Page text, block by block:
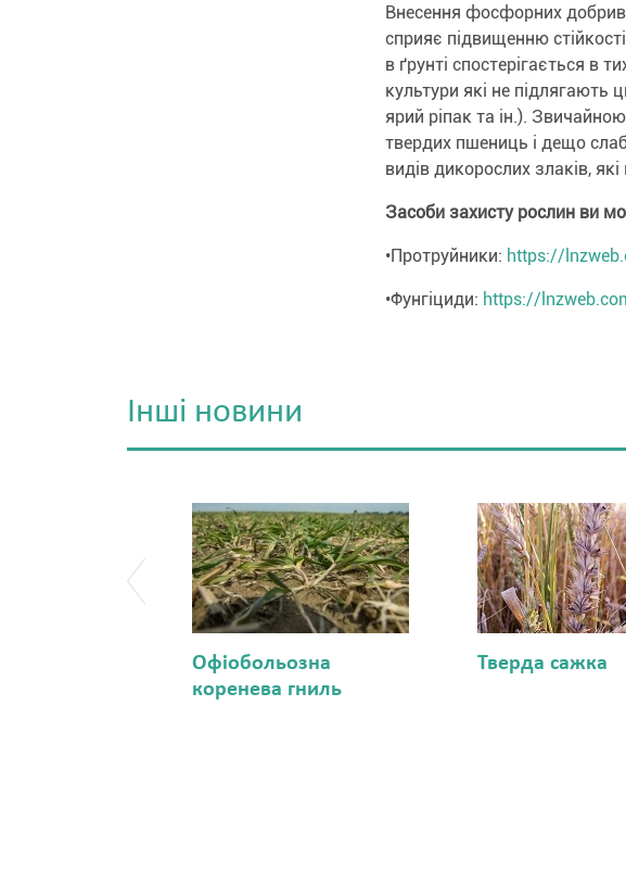
Внесення фосфорних добрив
сприяє підвищенню
в ґрунті спостерігається в
культури які не
ярий ріпак та ін.).
твердих пшениць і дещо
видів дикорослих злаків,
Засоби захисту рослин ви
•Протруйники: https://
•Фунгіциди: https://
Інші новини
Офіобольозна
коренева гниль
Тверда сажка